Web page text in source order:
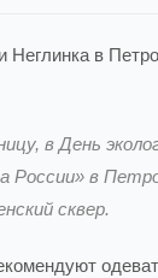
Неглинка в
в День
России» в
сквер.